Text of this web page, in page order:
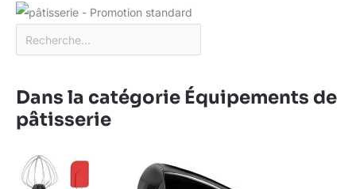
Dans la catégorie Équipements de
pâtisserie